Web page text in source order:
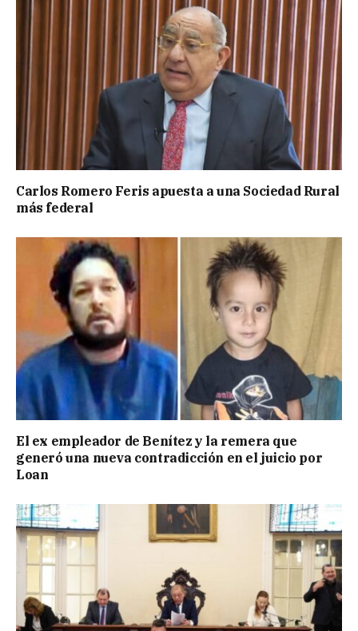
Carlos Romero Feris apuesta a una Sociedad Rural
más federal
El ex empleador de Benítez y la remera que
generó una nueva contradicción en el juicio por
Loan